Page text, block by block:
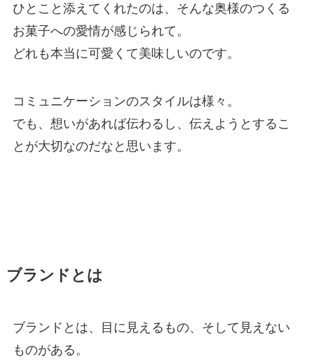
ひとこと添えてくれたのは、そんな奥様のつくる
お菓子への愛情が感じられて。
どれも本当に可愛くて美味しいのです。
コミュニケーションのスタイルは様々。
でも、想いがあれば伝わるし、伝えようとするこ
とが大切なのだなと思います。
ブランドとは
ブランドとは、目に見えるもの、そして見えない
ものがある。